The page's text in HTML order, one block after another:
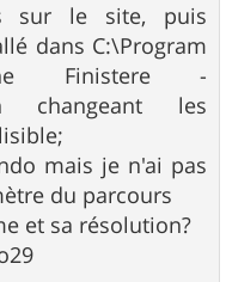
sur le site, puis
dans C:\Program
Finistere -
changeant les
mais je n'ai pas
du parcours
et sa résolution?